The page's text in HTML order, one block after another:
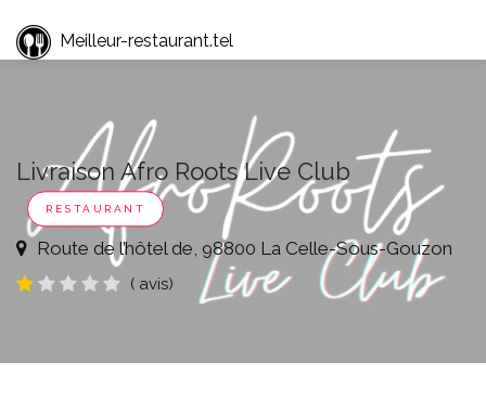
Meilleur-restaurant.tel
Livraison Afro Roots Live Club
RESTAURANT
Route de l’hôtel de, 98800 La Celle-Sous-Gouzon
( avis)